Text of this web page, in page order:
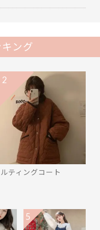
ング
ティングコート
2
5